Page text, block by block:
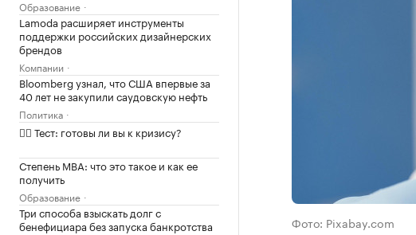
Образование
Lamoda расширяет инструменты
поддержки российских дизайнерских
брендов
Компании
Bloomberg узнал, что США впервые за
40 лет не закупили саудовскую нефть
Политика
✍🏻 Тест: готовы ли вы к кризису?
Степень MBA: что это такое и как ее
получить
Образование
Три способа взыскать долг с
бенефициара без запуска банкротства
Фото: Pixabay.com